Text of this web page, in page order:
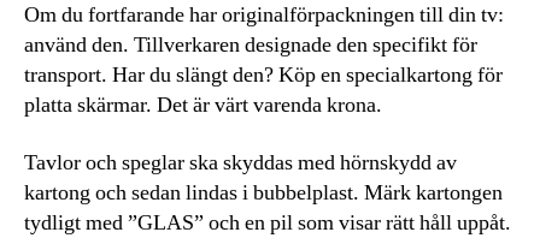
Om du fortfarande har originalförpackningen till din tv:
använd den. Tillverkaren designade den specifikt för
transport. Har du slängt den? Köp en specialkartong för
platta skärmar. Det är värt varenda krona.
Tavlor och speglar ska skyddas med hörnskydd av
kartong och sedan lindas i bubbelplast. Märk kartongen
tydligt med ”GLAS” och en pil som visar rätt håll uppåt.